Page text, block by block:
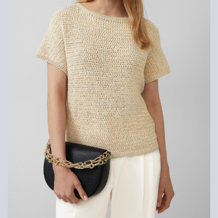
Wenn du unsere s.Oliver Card besitzt, kannst du Artikel sogar
innerhalb von 30 Tagen kostenlos zurückgeben.